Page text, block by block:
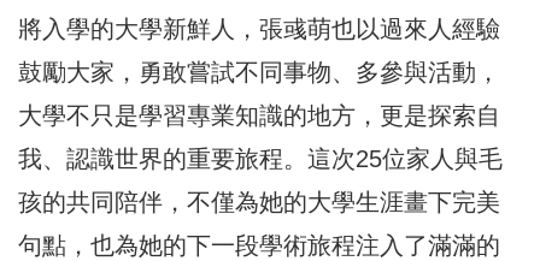
將入學的大學新鮮人，張彧萌也以過來人經驗
鼓勵大家，勇敢嘗試不同事物、多參與活動，
大學不只是學習專業知識的地方，更是探索自
我、認識世界的重要旅程。這次25位家人與毛
孩的共同陪伴，不僅為她的大學生涯畫下完美
句點，也為她的下一段學術旅程注入了滿滿的